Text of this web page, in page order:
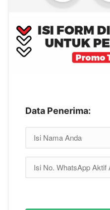
Data Penerima: